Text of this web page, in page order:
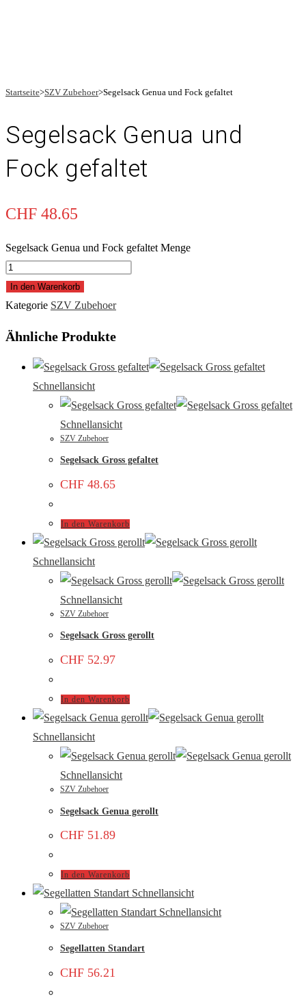
Startseite>SZV Zubehoer>Segelsack Genua und Fock gefaltet
Segelsack Genua und
Fock gefaltet
CHF 48.65
Segelsack Genua und Fock gefaltet Menge
In den Warenkorb
Kategorie SZV Zubehoer
Ähnliche Produkte
Schnellansicht
Schnellansicht
SZV Zubehoer
Segelsack Gross gefaltet
CHF 48.65
In den Warenkorb
Schnellansicht
Schnellansicht
SZV Zubehoer
Segelsack Gross gerollt
CHF 52.97
In den Warenkorb
Schnellansicht
Schnellansicht
SZV Zubehoer
Segelsack Genua gerollt
CHF 51.89
In den Warenkorb
Schnellansicht
Schnellansicht
SZV Zubehoer
Segellatten Standart
CHF 56.21